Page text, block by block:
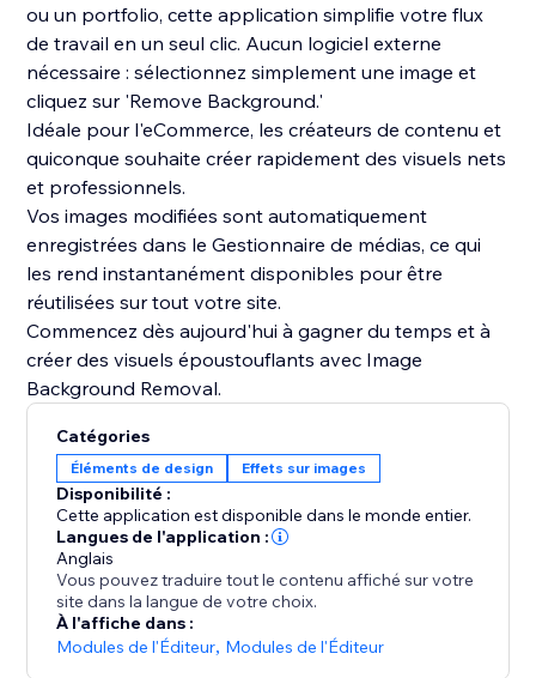
ou un portfolio, cette application simplifie votre flux
de travail en un seul clic. Aucun logiciel externe
nécessaire : sélectionnez simplement une image et
cliquez sur 'Remove Background.'
Idéale pour l'eCommerce, les créateurs de contenu et
quiconque souhaite créer rapidement des visuels nets
et professionnels.
Vos images modifiées sont automatiquement
enregistrées dans le Gestionnaire de médias, ce qui
les rend instantanément disponibles pour être
réutilisées sur tout votre site.
Commencez dès aujourd'hui à gagner du temps et à
créer des visuels époustouflants avec Image
Background Removal.
Catégories
Éléments de design Effets sur images
Disponibilité :
Cette application est disponible dans le monde entier.
Langues de l'application :
Anglais
Vous pouvez traduire tout le contenu affiché sur votre
site dans la langue de votre choix.
À l'affiche dans :
Modules de l'Éditeur, Modules de l'Éditeur